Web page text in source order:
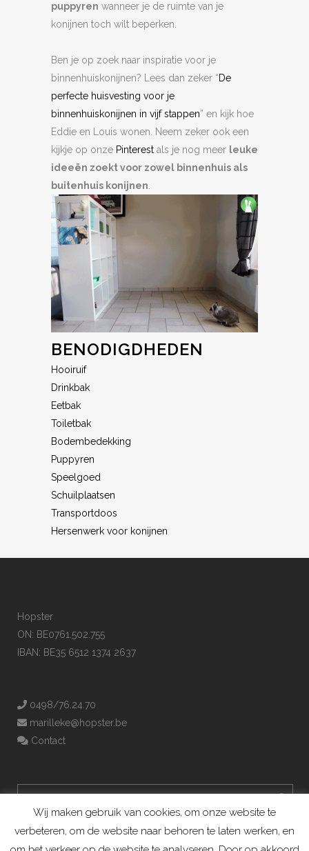
puppyren wanneer je de ruimte van je
konijnen toch wilt beperken.
Ben je op zoek naar inspiratie voor je
binnenhuiskonijnen? Lees dan zeker “De
perfecte huisvesting voor je
binnenhuiskonijnen in vijf stappen” en kijk hoe
Eddie en Louis wonen. Neem zeker ook een
kijkje op onze Pinterest als je nog meer leuke
ideeën zoekt voor zowel binnenhuis als
buitenhuis konijnen
BENODIGDHEDEN
Hooiruif
Drinkbak
Eetbak
Toiletbak
Bodembedekking
Puppyren
Speelgoed
Schuilplaatsen
Transportdoos
Hersenwerk voor konijnen
Hopster
ON: BE0761.502.755
IBAN: BE35 6512 1374 2637
0498/76.24.70
marilleke@hopster.be
Contact
Wij maken gebruik van cookies, om onze website te
verbeteren, om de website naar behoren te laten werken, en